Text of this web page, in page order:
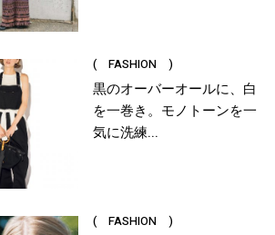
( FASHION )
黒のオーバーオールに、白
を一巻き。モノトーンを一
気に洗練...
( FASHION )